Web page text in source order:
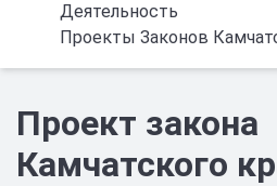
Деятельность
Проекты Законов
Проект закона
Камчатского